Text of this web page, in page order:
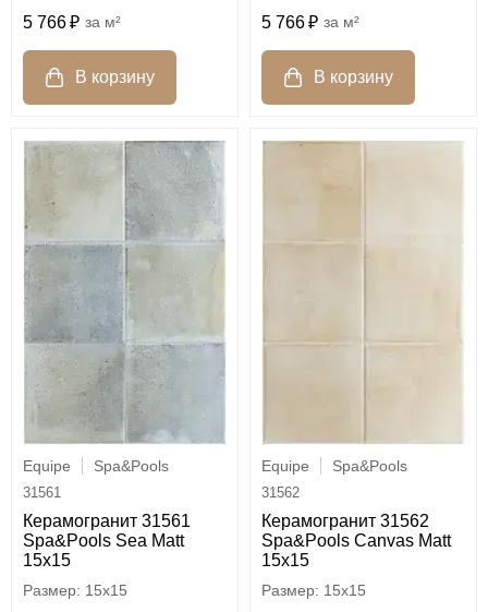
5 766 м² 5 766 м²
Equipe Spa&Pools
31561
Керамогранит 31561
Spa&Pools Sea Matt
15x15
15x15
Equipe Spa&Pools
31562
Керамогранит 31562
Spa&Pools Canvas Matt
15x15
15x15